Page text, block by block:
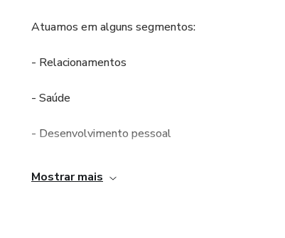
Atuamos em alguns segmentos:
- Relacionamentos
- Saúde
- Desenvolvimento pessoal
- Espiritualidade
Mostrar mais